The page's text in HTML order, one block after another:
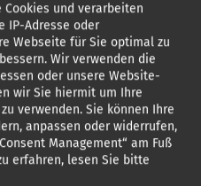
Cookies und verarbeiten
IP-Adresse oder
Webseite für Sie optimal zu
Wir verwenden die
oder unsere Website-
wir Sie hiermit um Ihre
verwenden. Sie können Ihre
anpassen oder widerrufen,
Management“ am Fuß
erfahren, lesen Sie bitte